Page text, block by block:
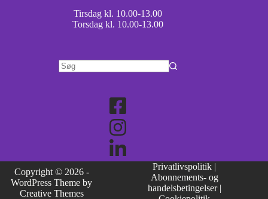
Tirsdag kl. 10.00-13.00
Torsdag kl. 10.00-13.00
Copyright © 2026 -
WordPress Theme by
Creative Themes
Privatlivspolitik |
Abonnements- og
handelsbetingelser |